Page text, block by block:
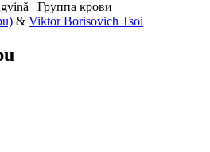
& Viktor Borisovich Tsoi